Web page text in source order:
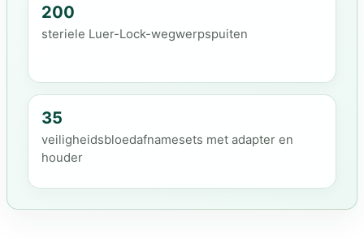
200
steriele Luer-Lock-wegwerpspuiten
35
veiligheidsbloedafnamesets met adapter en
houder